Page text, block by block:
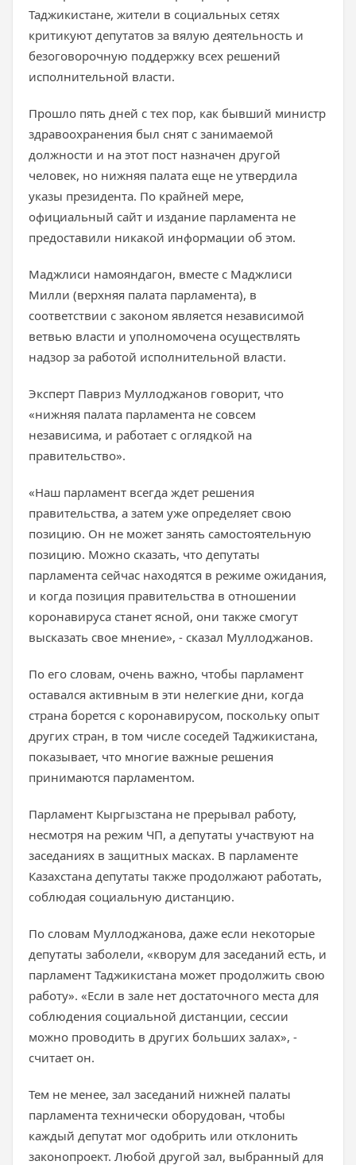
Таджикистане, жители в социальных сетях
критикуют депутатов за вялую деятельность и
безоговорочную поддержку всех решений
исполнительной власти.
Прошло пять дней с тех пор, как бывший министр
здравоохранения был снят с занимаемой
должности и на этот пост назначен другой
человек, но нижняя палата еще не утвердила
указы президента. По крайней мере,
официальный сайт и издание парламента не
предоставили никакой информации об этом.
Маджлиси намояндагон, вместе с Маджлиси
Милли (верхняя палата парламента), в
соответствии с законом является независимой
ветвью власти и уполномочена осуществлять
надзор за работой исполнительной власти.
Эксперт Павриз Муллоджанов говорит, что
«нижняя палата парламента не совсем
независима, и работает с оглядкой на
правительство».
«Наш парламент всегда ждет решения
правительства, а затем уже определяет свою
позицию. Он не может занять самостоятельную
позицию. Можно сказать, что депутаты
парламента сейчас находятся в режиме ожидания,
и когда позиция правительства в отношении
коронавируса станет ясной, они также смогут
высказать свое мнение», - сказал Муллоджанов.
По его словам, очень важно, чтобы парламент
оставался активным в эти нелегкие дни, когда
страна борется с коронавирусом, поскольку опыт
других стран, в том числе соседей Таджикистана,
показывает, что многие важные решения
принимаются парламентом.
Парламент Кыргызстана не прерывал работу,
несмотря на режим ЧП, а депутаты участвуют на
заседаниях в защитных масках. В парламенте
Казахстана депутаты также продолжают работать,
соблюдая социальную дистанцию.
По словам Муллоджанова, даже если некоторые
депутаты заболели, «кворум для заседаний есть, и
парламент Таджикистана может продолжить свою
работу». «Если в зале нет достаточного места для
соблюдения социальной дистанции, сессии
можно проводить в других больших залах», -
считает он.
Тем не менее, зал заседаний нижней палаты
парламента технически оборудован, чтобы
каждый депутат мог одобрить или отклонить
законопроект. Любой другой зал, выбранный для